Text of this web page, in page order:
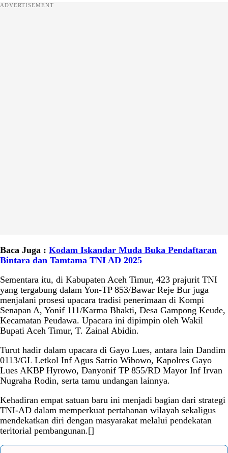
ADVERTISEMENT
Baca Juga : Kodam Iskandar Muda Buka Pendaftaran
Bintara dan Tamtama TNI AD 2025
Sementara itu, di Kabupaten Aceh Timur, 423 prajurit TNI
yang tergabung dalam Yon-TP 853/Bawar Reje Bur juga
menjalani prosesi upacara tradisi penerimaan di Kompi
Senapan A, Yonif 111/Karma Bhakti, Desa Gampong Keude,
Kecamatan Peudawa. Upacara ini dipimpin oleh Wakil
Bupati Aceh Timur, T. Zainal Abidin.
Turut hadir dalam upacara di Gayo Lues, antara lain Dandim
0113/GL Letkol Inf Agus Satrio Wibowo, Kapolres Gayo
Lues AKBP Hyrowo, Danyonif TP 855/RD Mayor Inf Irvan
Nugraha Rodin, serta tamu undangan lainnya.
Kehadiran empat satuan baru ini menjadi bagian dari strategi
TNI-AD dalam memperkuat pertahanan wilayah sekaligus
mendekatkan diri dengan masyarakat melalui pendekatan
teritorial pembangunan.[]